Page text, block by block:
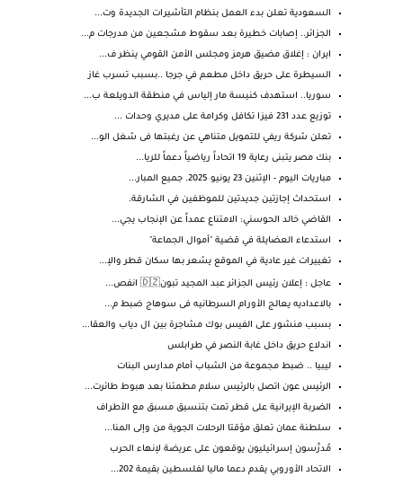
السعودية تعلن بدء العمل بنظام التأشيرات الجديدة وت...
الجزائر.. إصابات خطيرة بعد سقوط مشجعين من مدرجات م...
ايران : إغلاق مضيق هرمز ومجلس الأمن القومي ينظر ف...
السيطرة على حريق داخل مطعم في جرجا ..بسبب تسرب غاز
سوريا.. استهدف كنيسة مار إلياس في منطقة الدويلعة ب...
توزيع عدد 231 فيزا تكافل وكرامة على مديري وحدات ...
تعلن شركة ريفي للتمويل متناهي عن رغبتها فى شغل الو...
بنك مصر يتبنى رعاية 19 اتحاداً رياضياً دعماً للريا...
مباريات اليوم - الإثنين 23 يونيو 2025. جميع المبار...
استحداث إجازتين جديدتين للموظفين في الشارقة.
القاضي خالد الحوسني: الامتناع عمداً عن الإنجاب يجي...
استدعاء العضايلة في قضية "أموال الجماعة"
تغييرات غير عادية في الموقع يشعر بها سكان قطر والإ...
عاجل : إعلان رئيس الجزائر عبد المجيد تبون🇩🇿 انفص...
بالاعداديه يعالج الأورام السرطانيه فى سوهاج ضبط م...
بسبب منشور على الفيس بوك مشاجرة بين ال دياب والعقا...
اندلاع حريق داخل غابة النصر في طرابلس
ليبيا .. ضبط مجموعة من الشباب أمام مدارس البنات
الرئيس عون اتصل بالرئيس سلام مطمئنا بعد هبوط طائرت...
الضربة الإيرانية على قطر تمت بتنسيق مسبق مع الأطراف
سلطنة عمان تعلق مؤقتا الرحلات الجوية من وإلى المنا...
مُدرِّسون إسرائيليون يوقعون على عريضة لإنهاء الحرب
الاتحاد الأوروبي يقدم دعما ماليا لفلسطين بقيمة 202...